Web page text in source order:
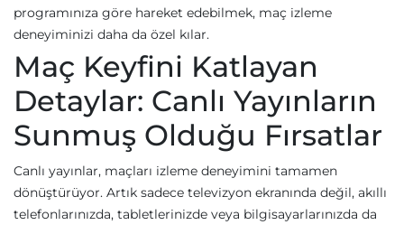
programınıza göre hareket edebilmek, maç izleme
deneyiminizi daha da özel kılar.
Maç Keyfini Katlayan
Detaylar: Canlı Yayınların
Sunmuş Olduğu Fırsatlar
Canlı yayınlar, maçları izleme deneyimini tamamen
dönüştürüyor. Artık sadece televizyon ekranında değil, akıllı
telefonlarınızda, tabletlerinizde veya bilgisayarlarınızda da